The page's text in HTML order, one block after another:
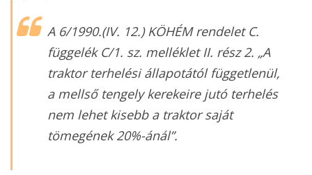
A 6/1990.(IV. 12.) KÖHÉM rendelet C.
függelék C/1. sz. melléklet II. rész 2. „A
traktor terhelési állapotától függetlenül,
a mellső tengely kerekeire jutó terhelés
nem lehet kisebb a traktor saját
tömegének 20%-ánál”.